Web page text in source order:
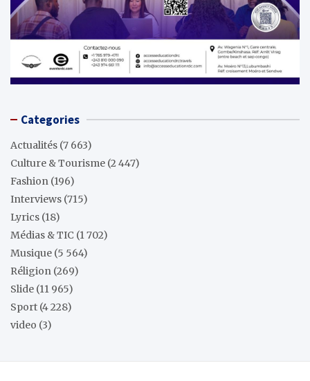
Categories
Actualités (7 663)
Culture & Tourisme (2 447)
Fashion (196)
Interviews (715)
Lyrics (18)
Médias & TIC (1 702)
Musique (5 564)
Réligion (269)
Slide (11 965)
Sport (4 228)
video (3)